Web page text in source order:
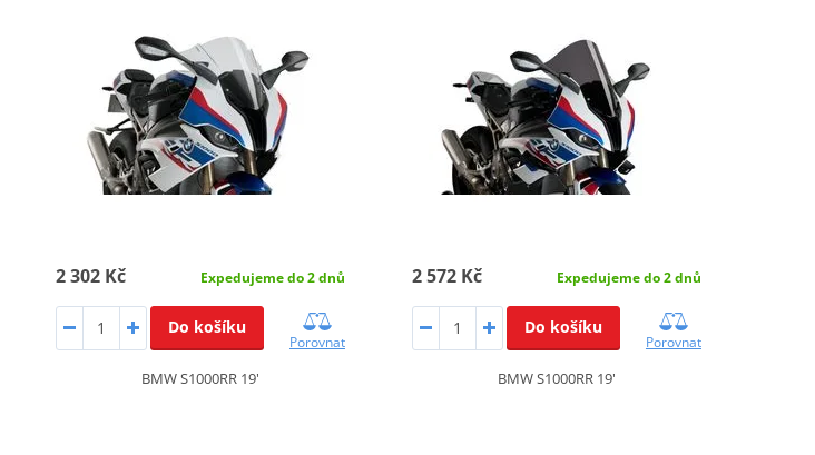
2 302 Kč Expedujeme do 2 dnů
Do košíku
Porovnat
BMW S1000RR 19'
2 572 Kč Expedujeme do 2 dnů
Do košíku
Porovnat
BMW S1000RR 19'